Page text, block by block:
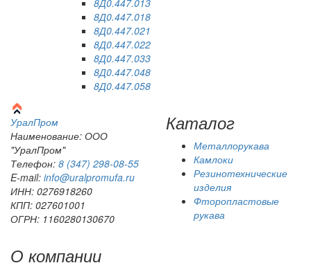
8Д0.447.018
8Д0.447.021
8Д0.447.022
8Д0.447.033
8Д0.447.048
8Д0.447.058
УралПром
Наименование: ООО
"УралПром"
Телефон: 8 (347) 298‑08‑55
E-mail: info@uralpromufa.ru
ИНН: 0276918260
КПП: 027601001
ОГРН: 1160280130670
Каталог
Металлорукава
Камлоки
Резинотехнические
изделия
Фторопластовые
рукава
О компании